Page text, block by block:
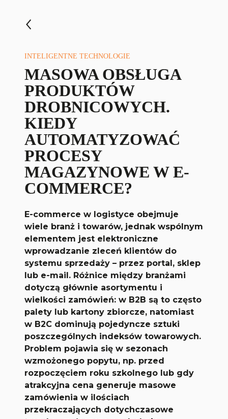
INTELIGENTNE TECHNOLOGIE
MASOWA OBSŁUGA
PRODUKTÓW
DROBNICOWYCH.
KIEDY
AUTOMATYZOWAĆ
PROCESY
MAGAZYNOWE W E-
COMMERCE?
E-commerce w logistyce obejmuje
wiele branż i towarów, jednak wspólnym
elementem jest elektroniczne
wprowadzanie zleceń klientów do
systemu sprzedaży – przez portal, sklep
lub e-mail. Różnice między branżami
dotyczą głównie asortymentu i
wielkości zamówień: w B2B są to często
palety lub kartony zbiorcze, natomiast
w B2C dominują pojedyncze sztuki
poszczególnych indeksów towarowych.
Problem pojawia się w sezonach
wzmożonego popytu, np. przed
rozpoczęciem roku szkolnego lub gdy
atrakcyjna cena generuje masowe
zamówieniaw ilościach
przekraczających dotychczasowe